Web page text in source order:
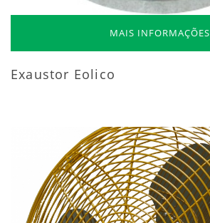
MAIS INFORMAÇÕES
Exaustor Eolico